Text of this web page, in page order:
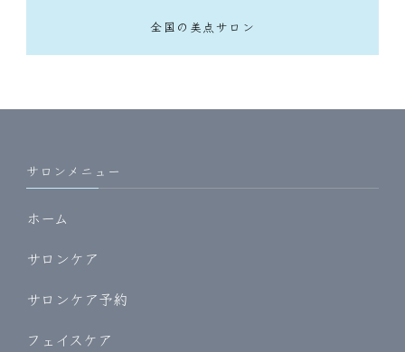
全国の美点サロン
サロンメニュー
ホーム
サロンケア
サロンケア予約
フェイスケア